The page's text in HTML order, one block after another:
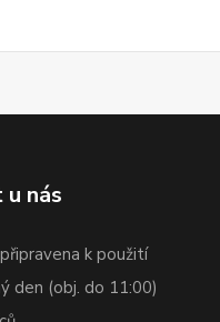
nás
k použití
den (obj. do 11:00)